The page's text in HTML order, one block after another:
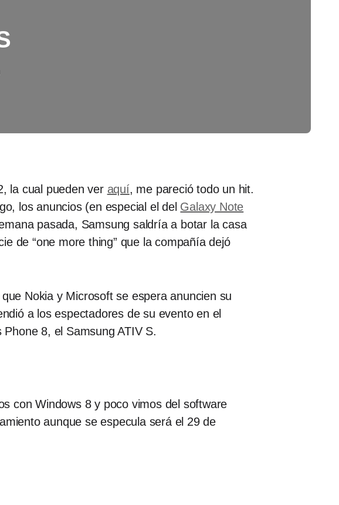
la cual pueden ver aquí, me pareció todo un hit.
los anuncios (en especial el del Galaxy Note
pasada, Samsung saldría a botar la casa
de “one more thing” que la compañía dejó
Nokia y Microsoft se espera anuncien su
a los espectadores de su evento en el
8, el Samsung ATIV S.
con Windows 8 y poco vimos del software
aunque se especula será el 29 de